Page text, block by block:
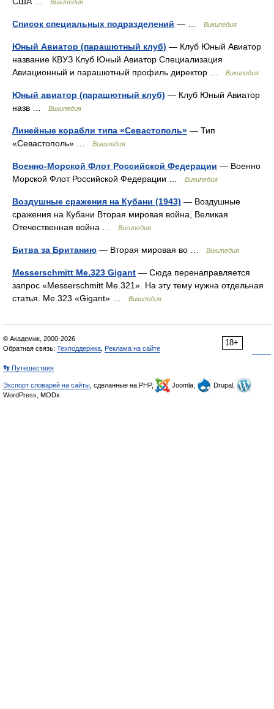
Википедия
Список специальных подразделений — … Википедия
Юный Авиатор (парашютный клуб) — Клуб Юный Авиатор
название КВУЗ Клуб Юный Авиатор Специализация
Авиационный и парашютный профиль директор …
Википедия
Юный авиатор (парашютный клуб) — Клуб Юный Авиатор
назв …
Википедия
Линейные корабли типа «Севастополь» — Тип
«Севастополь» …
Википедия
Военно-Морской Флот Российской Федерации — Военно
Морской Флот Российской Федерации …
Википедия
Воздушные сражения на Кубани (1943) — Воздушные
сражения на Кубани Вторая мировая война, Великая
Отечественная война …
Википедия
Битва за Британию — Вторая мировая во … Википедия
Messerschmitt Me.323 Gigant — Сюда перенаправляется
запрос «Messerschmitt Me.321». На эту тему нужна отдельная
статья. Me.323 «Gigant» …
Википедия
18+
© Академик, 2000-2026
Обратная связь: Техподдержка Реклама на сайте
👣 Путешествия
Экспорт словарей на сайты , сделанные на PHP, Joomla,
Drupal,
WordPress, MODx.